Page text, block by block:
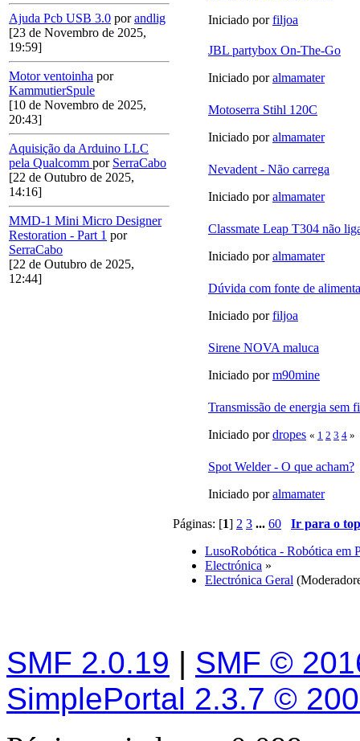
Ajuda Pcb USB 3.0 porandlig
[23 de Novembro de 2025,
19:59]
Motor ventoinha por
KammutierSpule
[10 de Novembro de 2025,
20:43]
Aquisição da Arduino LLC
pela Qualcomm por SerraCabo
[22 de Outubro de 2025,
14:16]
MMD-1 Mini Micro Designer
Restoration - Part 1 por
SerraCabo
[22 de Outubro de 2025,
12:44]
Iniciado porfiljoa
JBL partybox On-The-Go
Iniciado poralmamater
Motoserra Stihl 120C
Iniciado poralmamater
Nevadent - Não carrega
Iniciado poralmamater
Classmate Leap T304 não
Iniciado poralmamater
Dúvida com fonte de
Iniciado porfiljoa
Sirene NOVA maluca
Iniciado porm90mine
Transmissão de energia sem
Iniciado pordropes « 1 2 3 4 »
Spot Welder - O que acham?
Iniciado poralmamater
Páginas: [1] 2 3 ... 60
Ir para o
LusoRobótica - Robótica em
Electrónica »
Electrónica Geral
SMF 2.0.19 | SMF ©
SimplePortal 2.3.7 ©